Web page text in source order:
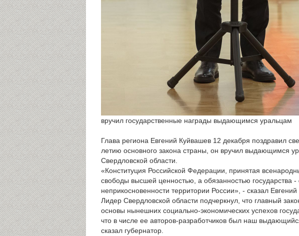
вручил государственные награды выдающимся уральцам
Глава региона Евгений Куйвашев 12 декабря поздравил
летию основного закона страны, он вручил выдающимся
Свердловской области.
«Конституция Российской Федерации, принятая
свободы высшей ценностью, а обязанностью государства
неприкосновенности территории России», - сказал
Лидер Свердловской области подчеркнул, что главный
основы нынешних социально-экономических успехов
что в числе ее авторов-разработчиков был наш
сказал губернатор.